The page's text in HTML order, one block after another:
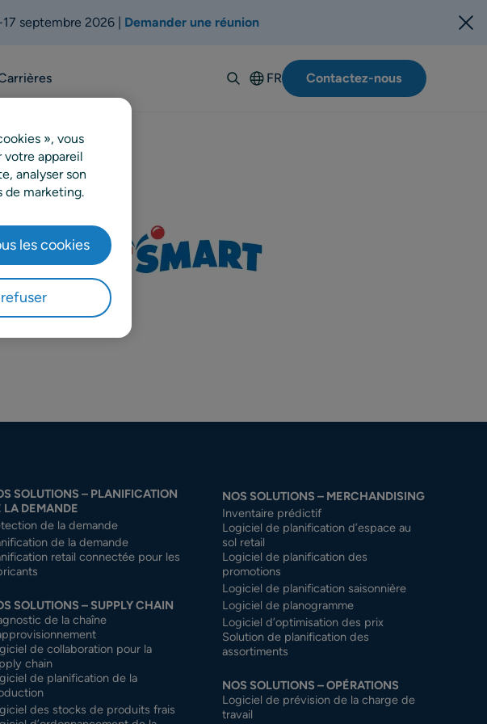
septembre 2026 | Demander une réunion
FR
English
Norsk
Contactez-nous
SOLUTIONS – PLANIFICATION
LA DEMANDE
de la demande
de la demande
retail connectée pour les
SOLUTIONS – SUPPLY CHAIN
de la chaîne
de collaboration pour la
chain
de planification de la
des stocks de produits frais
NOS SOLUTIONS – MERCHANDISING
Inventaire prédictif
Logiciel de planification d’espace au
sol retail
Logiciel de planification des
promotions
Logiciel de planification saisonnière
Logiciel de planogramme
Logiciel d’optimisation des prix
Solution de planification des
assortiments
NOS SOLUTIONS – OPÉRATIONS
Logiciel de prévision de la charge de
travail
», vous
appareil
analyser son
marketing.
les cookies